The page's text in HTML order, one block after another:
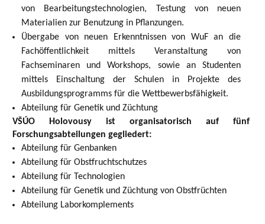
von Bearbeitungstechnologien, Testung von neuen
Materialien zur Benutzung in Pflanzungen.
Übergabe von neuen Erkenntnissen von WuF an die
Fachöffentlichkeit mittels Veranstaltung von
Fachseminaren und Workshops, sowie an Studenten
mittels Einschaltung der Schulen in Projekte des
Ausbildungsprogramms für die Wettbewerbsfähigkeit.
Abteilung für Genetik und Züchtung
VŠÚO Holovousy ist organisatorisch auf fünf
Forschungsabteilungen gegliedert:
Abteilung für Genbanken
Abteilung für Obstfruchtschutzes
Abteilung für Technologien
Abteilung für Genetik und Züchtung von Obstfrüchten
Abteilung Laborkomplements